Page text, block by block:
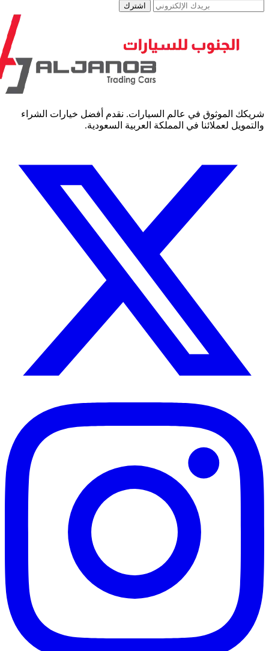
اشترك
الموثوق في عالم السيارات. نقدم أفضل خيارات الشراء
لعملائنا في المملكة العربية السعودية.